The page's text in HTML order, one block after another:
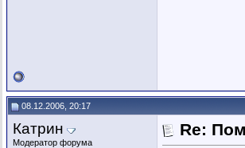
08.12.2006, 20:17
Катрин
Модератор форума
Re: